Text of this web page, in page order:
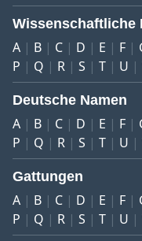
Wissenschaftliche
A B C D E F
P
Q R S T U
Deutsche Namen
A B C D E F
P
Q R S T U
Gattungen
A B C D E F
P
Q R S T U